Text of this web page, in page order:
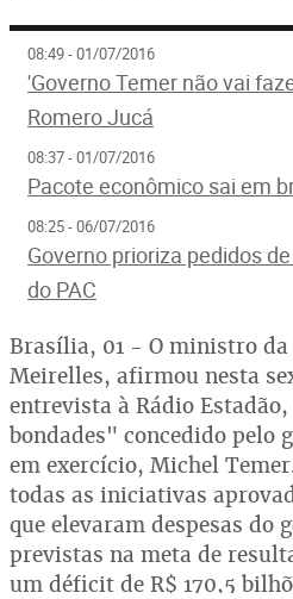
08:49 - 01/07/2016
'Governo Temer não vai
Romero Jucá
08:37 - 01/07/2016
Pacote econômico sai em
08:25 - 06/07/2016
Governo prioriza pedidos
do PAC
Brasília, 01 - O ministro da
Meirelles, afirmou nesta
entrevista à Rádio
bondades" concedido pelo
em exercício, Michel
todas as iniciativas
que elevaram despesas do
previstas na meta de
um déficit de R$ 170,5